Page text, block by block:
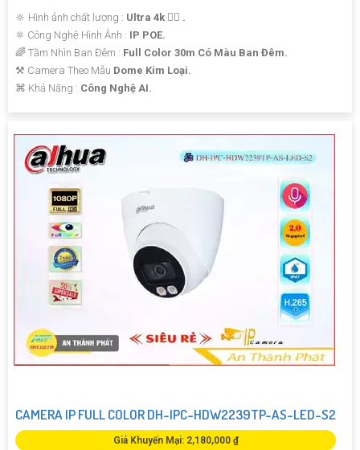
🔆 Hình ảnh chất lượng : Ultra 4k 👍🏾 .
⚛️ Công Nghệ Hình Ảnh : IP POE.
🌈 Tầm Nhìn Ban Đêm : Full Color 30m Có Màu Ban Đêm.
⚒ Camera Theo Mẫu Dome Kim Loại.
️⌘ Khả Năng : Công Nghệ AI.
CAMERA IP FULL COLOR DH-IPC-HDW2239TP-AS-LED-S2
Giá Khuyến Mại: 2,180,000 ₫